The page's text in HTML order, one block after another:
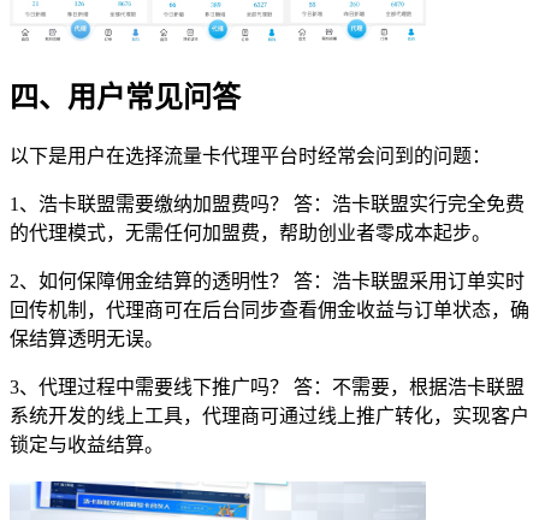
四、用户常见问答
以下是用户在选择流量卡代理平台时经常会问到的问题：
1、浩卡联盟需要缴纳加盟费吗？ 答：浩卡联盟实行完全免费
的代理模式，无需任何加盟费，帮助创业者零成本起步。
2、如何保障佣金结算的透明性？ 答：浩卡联盟采用订单实时
回传机制，代理商可在后台同步查看佣金收益与订单状态，确
保结算透明无误。
3、代理过程中需要线下推广吗？ 答：不需要，根据浩卡联盟
系统开发的线上工具，代理商可通过线上推广转化，实现客户
锁定与收益结算。